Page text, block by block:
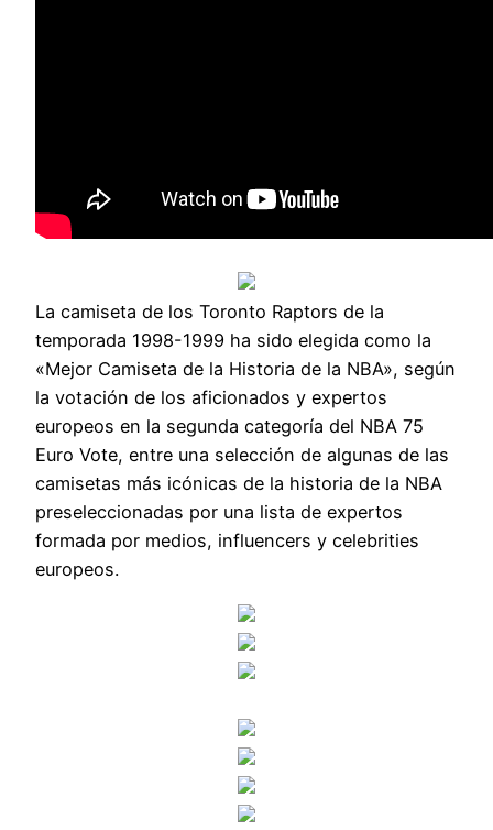
La camiseta de los Toronto Raptors de la
temporada 1998-1999 ha sido elegida como la
«Mejor Camiseta de la Historia de la NBA», según
la votación de los aficionados y expertos
europeos en la segunda categoría del NBA 75
Euro Vote, entre una selección de algunas de las
camisetas más icónicas de la historia de la NBA
preseleccionadas por una lista de expertos
formada por medios, influencers y celebrities
europeos.